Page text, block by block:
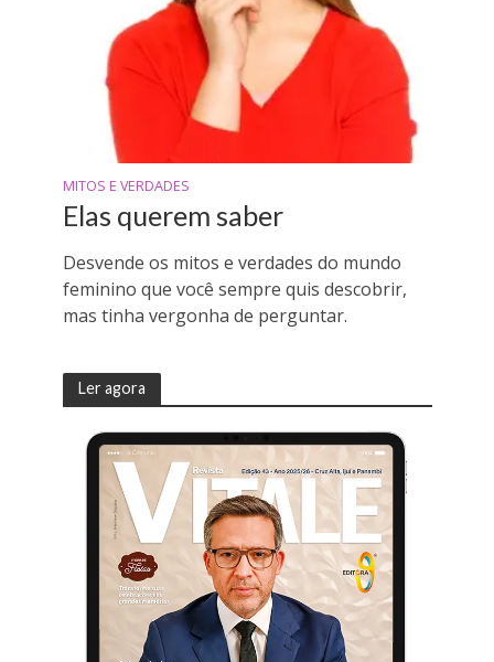
MITOS E VERDADES
Elas querem saber
Desvende os mitos e verdades do mundo
feminino que você sempre quis descobrir,
mas tinha vergonha de perguntar.
Ler agora